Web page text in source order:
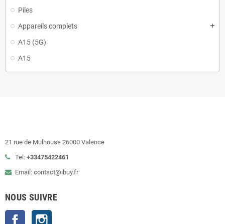
Piles
Appareils complets
add
A15 (5G)
A15
21 rue de Mulhouse 26000 Valence
Tel: +33475422461
Email: contact@ibuy.fr
NOUS SUIVRE
Facebook